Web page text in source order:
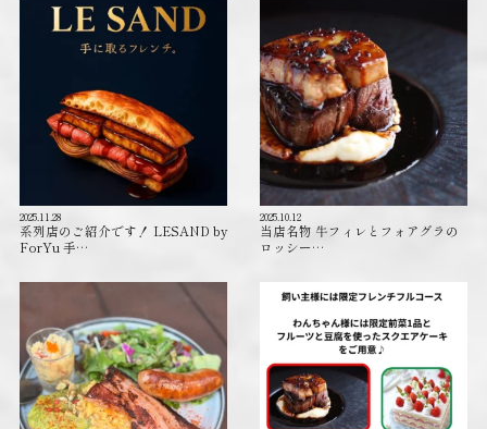
2025.11.28
系列店のご紹介です！ LESAND by
ForYu 手…
2025.10.12
当店名物 牛フィレとフォアグラの
ロッシー…